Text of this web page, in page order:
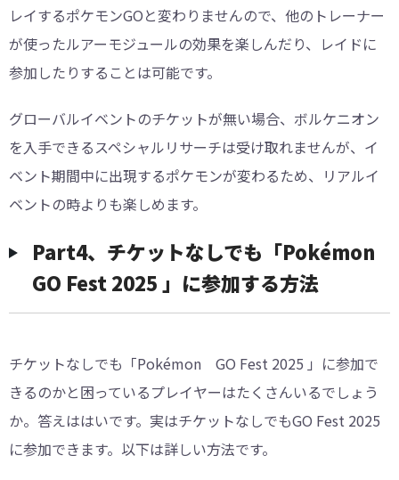
レイするポケモンGOと変わりませんので、他のトレーナー
が使ったルアーモジュールの効果を楽しんだり、レイドに
参加したりすることは可能です。
グローバルイベントのチケットが無い場合、ボルケニオン
を入手できるスペシャルリサーチは受け取れませんが、イ
ベント期間中に出現するポケモンが変わるため、リアルイ
ベントの時よりも楽しめます。
Part4、チケットなしでも「Pokémon
GO Fest 2025 」に参加する方法
チケットなしでも「Pokémon GO Fest 2025 」に参加で
きるのかと困っているプレイヤーはたくさんいるでしょう
か。答えははいです。実はチケットなしでもGO Fest 2025
に参加できます。以下は詳しい方法です。